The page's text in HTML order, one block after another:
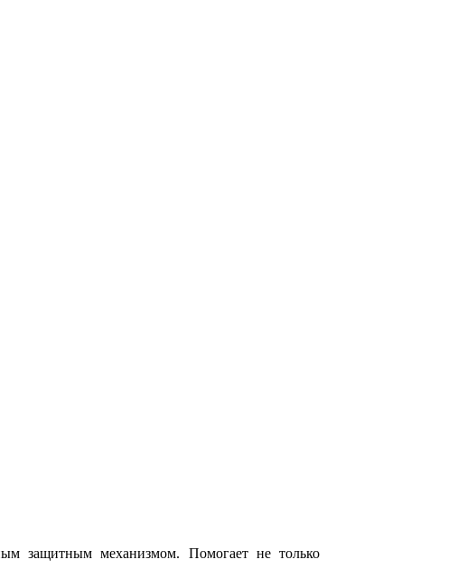
защитным механизмом. Помогает не только